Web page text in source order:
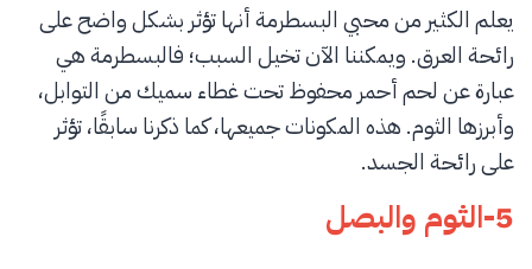
يعلم الكثير من محبي البسطرمة أنها تؤثر بشكل واضح على
رائحة العرق. ويمكننا الآن تخيل السبب؛ فالبسطرمة هي
عبارة عن لحم أحمر محفوظ تحت غطاء سميك من التوابل،
وأبرزها الثوم. هذه المكونات جميعها، كما ذكرنا سابقًا، تؤثر
على رائحة الجسد.
5-الثوم والبصل